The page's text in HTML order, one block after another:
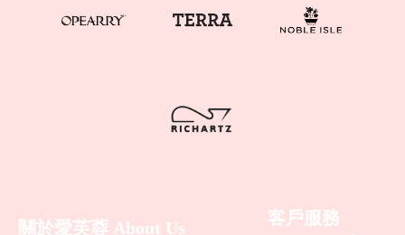
關於愛芙蓉 About Us
客戶服務